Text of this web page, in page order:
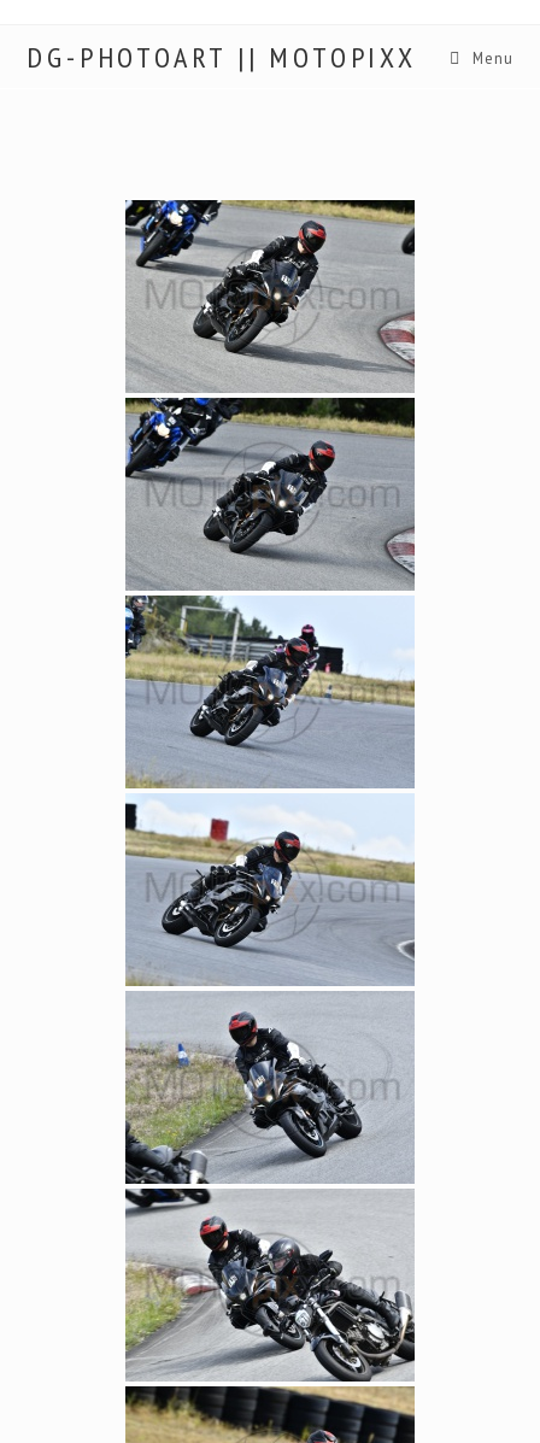
DG-PHOTOART || MOTOPIXX Menu